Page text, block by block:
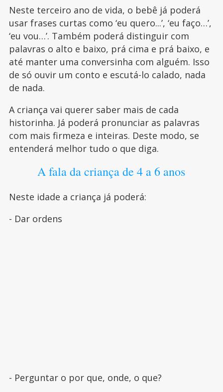
Neste terceiro ano de vida, o bebê já poderá
usar frases curtas como ‘eu quero...’, ‘eu faço…’,
‘eu vou…’. Também poderá distinguir com
palavras o alto e baixo, prá cima e prá baixo, e
até manter uma conversinha com alguém. Isso
de só ouvir um conto e escutá-lo calado, nada
de nada.
A criança vai querer saber mais de cada
historinha. Já poderá pronunciar as palavras
com mais firmeza e inteiras. Deste modo, se
entenderá melhor tudo o que diga.
A fala da criança de 4 a 6 anos
Neste idade a criança já poderá:
- Dar ordens
- Perguntar o por que, onde, o que?